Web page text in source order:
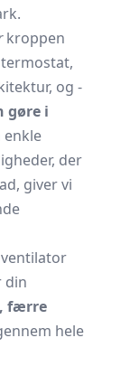
kroppen
og -
gøre i
enkle
der
giver vi
din
færre
hele